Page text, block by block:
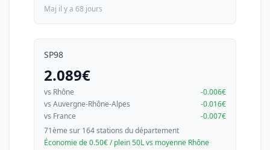
Maj il y a 68 jours
SP98
2.089€
vs Rhône
-0.006€
vs Auvergne-Rhône-Alpes
-0.016€
vs France
-0.007€
71ème sur 164 stations du département
Économie de 0.50€ / plein 50L vs moyenne Rhône